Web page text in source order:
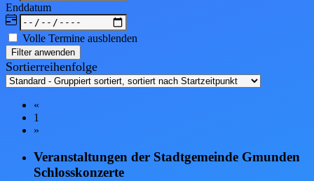
Enddatum
Volle Termine ausblenden
Filter anwenden
Sortierreihenfolge
«
1
»
Veranstaltungen der Stadtgemeinde Gmunden
Schlosskonzerte